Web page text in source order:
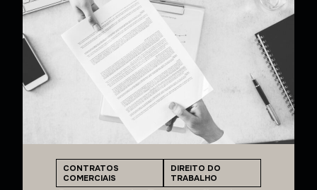
CONTRATOS
COMERCIAIS
DIREITO DO
TRABALHO